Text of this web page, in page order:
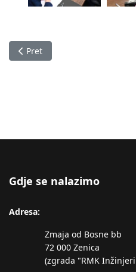
Prethodni članak: U Neumu
Pret
Gdje se nalazimo
Adresa:
Zmaja od Bosne bb
72 000 Zenica
(zgrada "RMK